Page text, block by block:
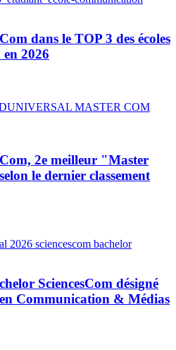
dans le TOP 3 des écoles
2026
2e meilleur "Master
le dernier classement
SciencesCom désigné
Communication & Médias